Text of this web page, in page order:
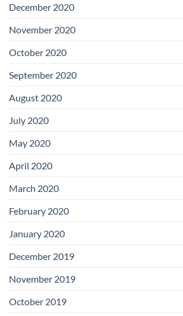
December 2020
November 2020
October 2020
September 2020
August 2020
July 2020
May 2020
April 2020
March 2020
February 2020
January 2020
December 2019
November 2019
October 2019